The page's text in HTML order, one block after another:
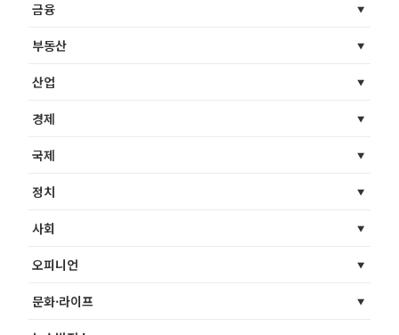
금융
부동산
산업
경제
국제
정치
사회
오피니언
문화·라이프